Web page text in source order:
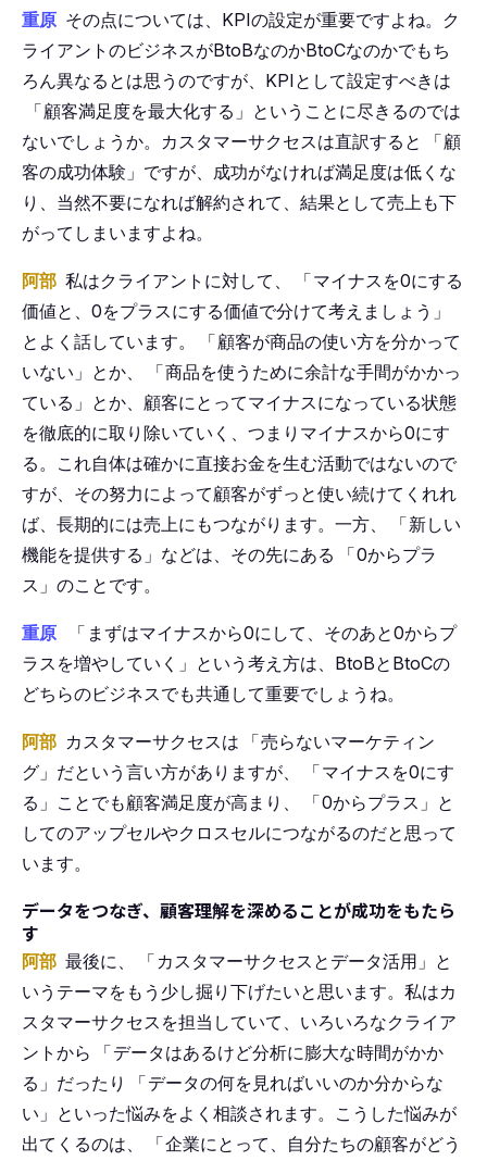
重原 その点については、KPIの設定が重要ですよね。ク
ライアントのビジネスがBtoBなのかBtoCなのかでもち
ろん異なるとは思うのですが、KPIとして設定すべきは
「顧客満足度を最大化する」ということに尽きるのでは
ないでしょうか。カスタマーサクセスは直訳すると
「顧
客の成功体験」ですが、成功がなければ満足度は低くな
り、当然不要になれば解約されて、結果として売上も下
がってしまいますよね。
阿部 私はクライアントに対して、 「マイナスを0にする
価値と、0をプラスにする価値で分けて考えましょう」
とよく話しています。
「顧客が商品の使い方を分かって
いない」とか、
「商品を使うために余計な手間がかかっ
ている」とか、顧客にとってマイナスになっている状態
を徹底的に取り除いていく、つまりマイナスから0にす
る。これ自体は確かに直接お金を生む活動ではないので
すが、その努力によって顧客がずっと使い続けてくれれ
ば、長期的には売上にもつながります。一方、
「新しい
機能を提供する」などは、その先にある
「0からプラ
ス」のことです。
重原 「 まずはマイナスから0にして、そのあと0からプ
ラスを増やしていく」という考え方は、BtoBとBtoCの
どちらのビジネスでも共通して重要でしょうね。
阿部 カスタマーサクセスは 「売らないマーケティン
グ」だという言い方がありますが、
「マイナスを0にす
る」ことでも顧客満足度が高まり、
「0からプラス」と
してのアップセルやクロスセルにつながるのだと思って
います。
データをつなぎ、顧客理解を深めることが成功をもたら
す
阿部 最後に、 「 カスタマーサクセスとデータ活用」と
いうテーマをもう少し掘り下げたいと思います。私はカ
スタマーサクセスを担当していて、いろいろなクライア
ントから
「データはあるけど分析に膨大な時間がかか
る」だったり
「データの何を見ればいいのか分からな
い」といった悩みをよく相談されます。こうした悩みが
出てくるのは、
「企業にとって、自分たちの顧客がどう